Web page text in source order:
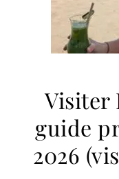
Visiter
guide
2026